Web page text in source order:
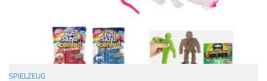
SPIELZEUG